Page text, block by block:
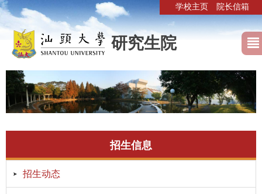
学校主页 院长信箱
研究生院
招生信息
招生动态